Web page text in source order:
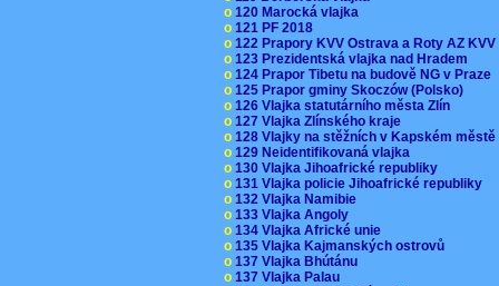
o 120 Marocká vlajka
o 121 PF 2018
o 122 Prapory KVV Ostrava a Roty AZ
o 123 Prezidentská vlajka nad Hradem
o 124 Prapor Tibetu na budově NG v Praze
o 125 Prapor gminy Skoczów (Polsko)
o 126 Vlajka statutárního města Zlín
o 127 Vlajka Zlínského kraje
o 128 Vlajky na stěžních v Kapském
o 129 Neidentifikovaná vlajka
o 130 Vlajka Jihoafrické republiky
o 131 Vlajka policie Jihoafrické republiky
o 132 Vlajka Namibie
o 133 Vlajka Angoly
o 134 Vlajka Africké unie
o 135 Vlajka Kajmanských ostrovů
o 137 Vlajka Bhútánu
o 137 Vlajka Palau